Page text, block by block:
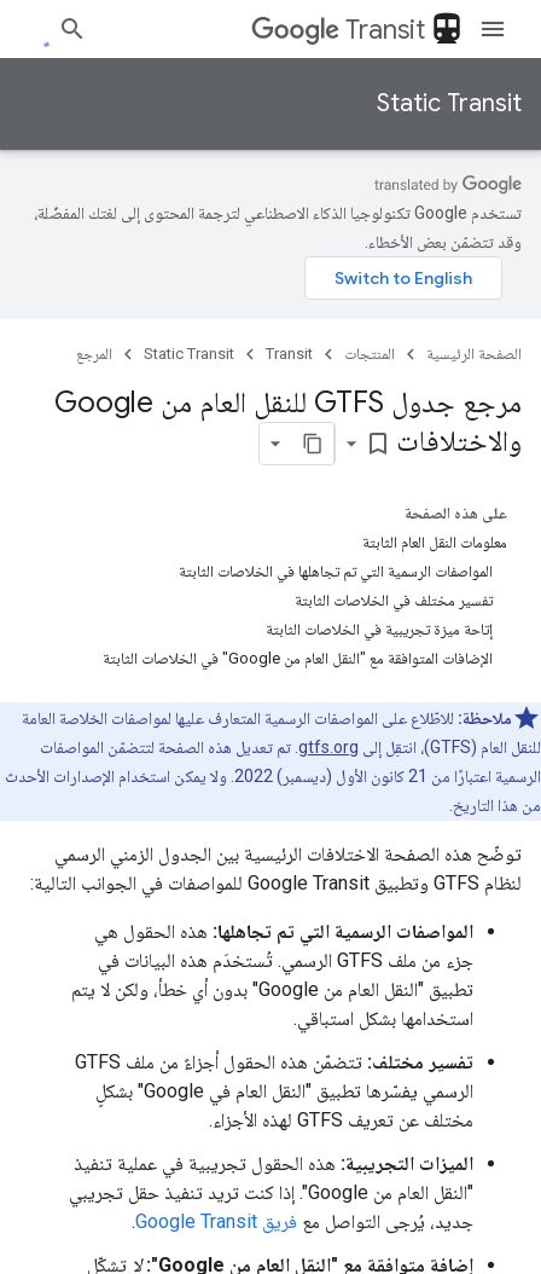
directions_transit
Transit
Static Transit
تستخدم Google تكنولوجيا الذكاء الاصطناعي لترجمة المحتوى إلى لغتك المفضّلة،
وقد تتضمّن بعض الأخطاء.
الصفحة الرئيسية المنتجات Transit
Static Transit المرجع
مرجع جدول GTFS للنقل العام من Google
والاختلافات bookmark_border
على هذه الصفحة
معلومات النقل العام الثابتة
المواصفات الرسمية التي تم تجاهلها في الخلاصات الثابتة
تفسير مختلف في الخلاصات الثابتة
إتاحة ميزة تجريبية في الخلاصات الثابتة
الإضافات المتوافقة مع "النقل العام من Google" في الخلاصات الثابتة
ملاحظة: للاطّلاع على المواصفات الرسمية المتعارف عليها لمواصفات الخلاصة العامة
للنقل العام (GTFS)، انتقِل إلى
gtfs.org . تم تعديل هذه الصفحة لتتضمّن المواصفات
الرسمية اعتبارًا من 21 كانون الأول (ديسمبر) 2022. ولا يمكن استخدام الإصدارات الأحدث
من هذا التاريخ.
توضّح هذه الصفحة الاختلافات الرئيسية بين الجدول الزمني الرسمي
لنظام GTFS وتطبيق Google Transit للمواصفات في الجوانب التالية:
المواصفات الرسمية التي تم تجاهلها: هذه الحقول هي
جزء من ملف GTFS الرسمي. تُستخدَم هذه البيانات في
تطبيق "النقل العام من Google" بدون أي خطأ، ولكن لا يتم
استخدامها بشكل استباقي.
تفسير مختلف:
تتضمّن هذه الحقول أجزاءً من ملف GTFS
الرسمي يفسّرها تطبيق "النقل العام في Google" بشكلٍ
مختلف عن تعريف GTFS لهذه الأجزاء.
الميزات التجريبية: هذه الحقول تجريبية في عملية تنفيذ
"النقل العام من Google". إذا كنت تريد تنفيذ حقل تجريبي
جديد، يُرجى التواصل مع فريق Google Transit
.
إضافة متوافقة مع "النقل العام من Google":
لا تشكّل